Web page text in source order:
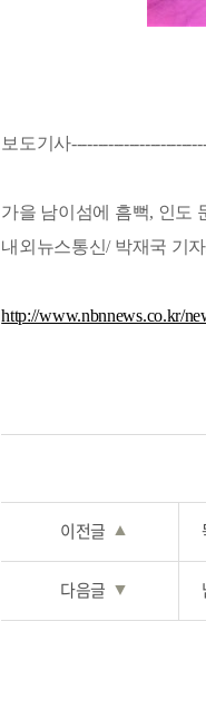
보도기사
가을 남이섬에 흠뻑, 인도
내외뉴스통신/ 박재국 기자
http://www.nbnnews.co.kr/
이전글 ▲
다음글 ▼